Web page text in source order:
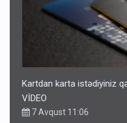
Kartdan karta istədiyiniz
VİDEO
7 Avqust 11:06